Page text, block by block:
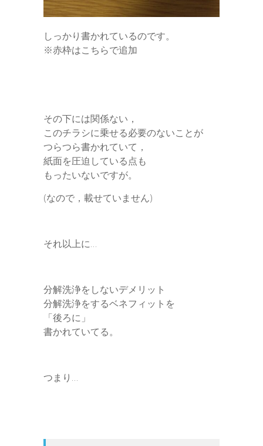
しっかり書かれているのです。
※赤枠はこちらで追加
その下には関係ない，
このチラシに乗せる必要のないことが
つらつら書かれていて，
紙面を圧迫している点も
もったいないですが。
(なので，載せていません)
それ以上に…
分解洗浄をしないデメリット
分解洗浄をするベネフィットを
「後ろに」
書かれていてる。
つまり…